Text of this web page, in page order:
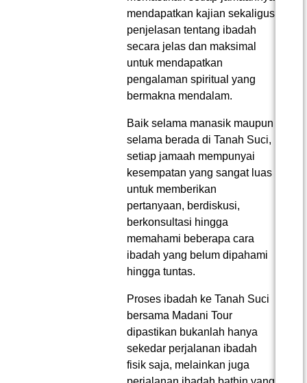
mendapatkan kajian sekaligus
penjelasan tentang ibadah
secara jelas dan maksimal
untuk mendapatkan
pengalaman spiritual yang
bermakna mendalam.
Baik selama manasik maupun
selama berada di Tanah Suci,
setiap jamaah mempunyai
kesempatan yang sangat luas
untuk memberikan
pertanyaan, berdiskusi,
berkonsultasi hingga
memahami beberapa cara
ibadah yang belum dipahami
hingga tuntas.
Proses ibadah ke Tanah Suci
bersama Madani Tour
dipastikan bukanlah hanya
sekedar perjalanan ibadah
fisik saja, melainkan juga